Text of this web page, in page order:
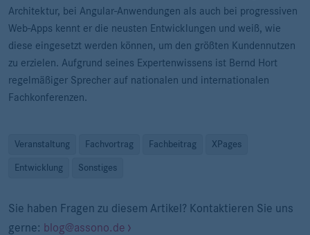
Architektur, bei Angular-Anwendungen als auch bei progressiven
Web-Apps kennt er die neusten Entwicklungen und weiß, wie
diese eingesetzt werden können, um den größten Kundennutzen
zu erzielen. Aufgrund seines Expertenwissens ist Bernd Hort
regelmäßiger Sprecher auf nationalen und internationalen
Fachkonferenzen.
Veranstaltung Fachvortrag Fachbeitrag XPages
Entwicklung Sonstiges
Sie haben Fragen zu diesem Artikel? Kontaktieren Sie uns
gerne: blog@assono.de